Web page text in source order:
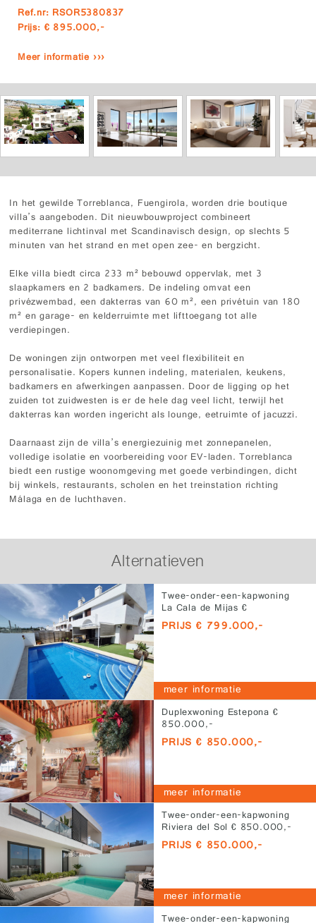
Ref.nr: RSOR5380837
Prijs: € 895.000,-
Meer informatie ›››
In het gewilde Torreblanca, Fuengirola, worden drie boutique
villa’s aangeboden. Dit nieuwbouwproject combineert
mediterrane lichtinval met Scandinavisch design, op slechts 5
minuten van het strand en met open zee- en bergzicht.
Elke villa biedt circa 233 m² bebouwd oppervlak, met 3
slaapkamers en 2 badkamers. De indeling omvat een
privézwembad, een dakterras van 60 m², een privétuin van 180
m² en garage- en kelderruimte met lifttoegang tot alle
verdiepingen.
De woningen zijn ontworpen met veel flexibiliteit en
personalisatie. Kopers kunnen indeling, materialen, keukens,
badkamers en afwerkingen aanpassen. Door de ligging op het
zuiden tot zuidwesten is er de hele dag veel licht, terwijl het
dakterras kan worden ingericht als lounge, eetruimte of jacuzzi.
Daarnaast zijn de villa’s energiezuinig met zonnepanelen,
volledige isolatie en voorbereiding voor EV-laden. Torreblanca
biedt een rustige woonomgeving met goede verbindingen, dicht
bij winkels, restaurants, scholen en het treinstation richting
Málaga en de luchthaven.
Alternatieven
Twee-onder-een-kapwoning
La Cala de Mijas €
799.000,-
PRIJS € 799.000,-
meer informatie
Duplexwoning Estepona €
850.000,-
PRIJS € 850.000,-
meer informatie
Twee-onder-een-kapwoning
Riviera del Sol € 850.000,-
PRIJS € 850.000,-
meer informatie
Twee-onder-een-kapwoning